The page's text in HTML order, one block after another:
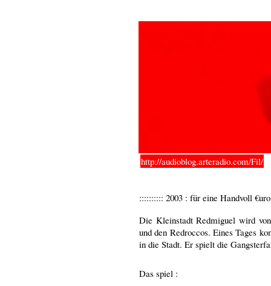
http://audioblog.arteradio.com/Fil/
:::::::::: 2003 : für eine Handvoll
Die Kleinstadt Redmiguel wird
und den Redroccos. Eines Tages
in die Stadt. Er spielt die
Das spiel :